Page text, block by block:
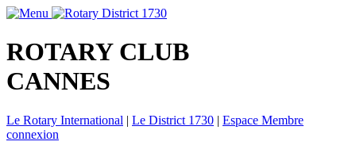
ROTARY CLUB
CANNES
Le Rotary International | Le District 1730 | Espace Membre
connexion